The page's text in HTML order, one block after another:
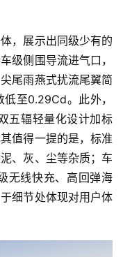
，展示出同级少有的
级侧围导流进气口，
尾雨燕式扰流尾翼简
至0.29Cd。此外，
五辐轻量化设计加标
值得一提的是，标准
、灰、尘等杂质；车
无线快充、高回弹海
细节处体现对用户体